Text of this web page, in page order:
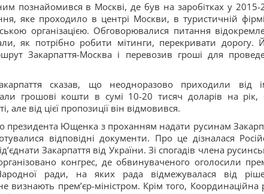
познайомився в Москві, де був на заробітках у 2015-
яке проходило в центрі Москви, в туристичній
організацією. Обговорювалися питання
як потрібно робити мітинги, перекривати дорогу.
Закарпаття-Москва і перевозив гроші для
сказав, що неодноразово приходили від
грошові кошти в сумі 10-20 тисяч доларів на
від цієї пропозиції він відмовився.
Ющенка з проханням надати русинам
відповідні документи. Про це дізналася
Закарпаття від України. Зі спогадів члена
конгрес, де обвинуваченого оголосили
ради, на яких рада відмежувалася від
визнають прем’єр-міністром. Крім того, Координаційна